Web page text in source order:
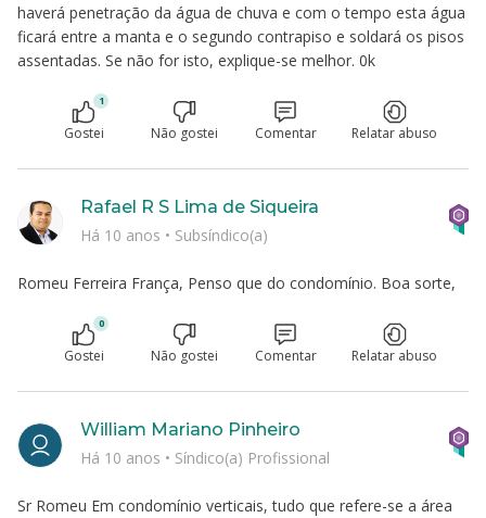
haverá penetração da água de chuva e com o tempo esta água
ficará entre a manta e o segundo contrapiso e soldará os pisos
assentadas. Se não for isto, explique-se melhor. 0k
1
Gostei Não gostei Comentar Relatar abuso
Romeu Ferreira França, Penso que do condomínio. Boa sorte,
Rafael R S Lima de Siqueira
Há 10 anos • Subsíndico(a)
0
Gostei Não gostei Comentar Relatar abuso
Sr Romeu Em condomínio verticais, tudo que refere-se a área
William Mariano Pinheiro
Há 10 anos • Síndico(a) Profissional